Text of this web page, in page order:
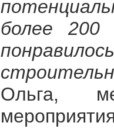
более 200
Ольга,